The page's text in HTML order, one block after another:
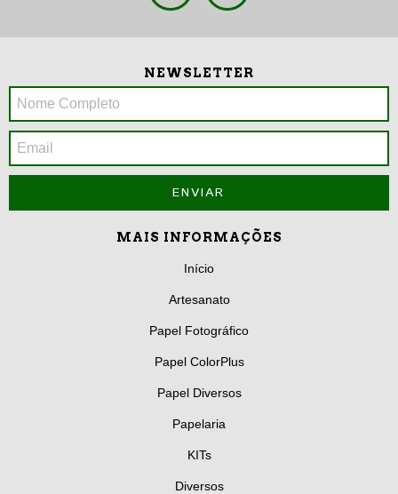
NEWSLETTER
MAIS INFORMAÇÕES
Início
Artesanato
Papel Fotográfico
Papel ColorPlus
Papel Diversos
Papelaria
KITs
Diversos